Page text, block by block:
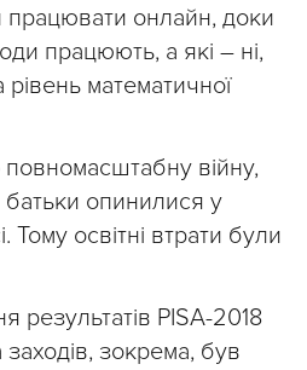
онлайн, доки
працюють, а які – ні,
математичної
війну,
батьки опинилися у
Тому освітні втрати були
результатів PISA-2018
зокрема, був